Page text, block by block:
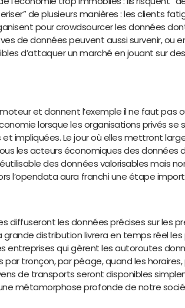
de plusieurs manières : les clients
pour crowdsourcer les données
de données peuvent aussi survenir, ou
d’attaquer un marché en jouant sur
et donnent l’exemple il ne faut pas
lorsque les organisations privés se
impliquées. Le jour où elles mettront
les acteurs économiques des données
des données valorisables mais
l’opendata aura franchi une étape
diffuseront les données précises sur les
distribution livrera en temps réel les
entreprises qui gèrent les autoroutes
tronçon, par péage, quand les horaires,
de transports seront disponibles
métamorphose profonde de notre